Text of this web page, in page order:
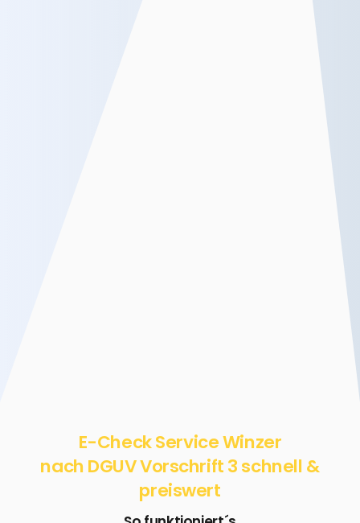
E-Check Service Winzer
nach DGUV Vorschrift 3 schnell &
preiswert